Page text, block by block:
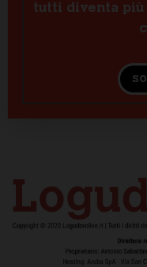
tutti diventa più